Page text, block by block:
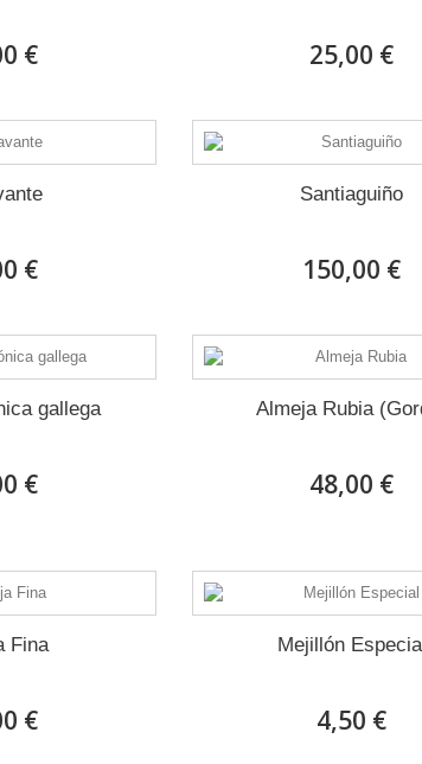
€ 25,00 €
€
Santiaguiño
150,00 €
gallega
€
Almeja Rubia
48,00 €
Fina
€
Mejillón
4,50 €